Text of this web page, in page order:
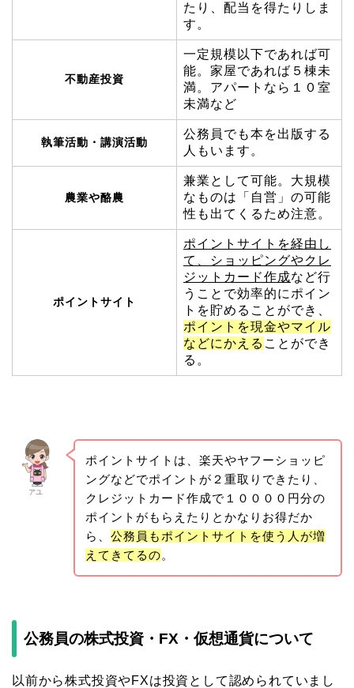
たり、配当を得たりしま
す。
不動産投資
一定規模以下であれば可
能。家屋であれば５棟未
満。アパートなら１０室
未満など
執筆活動・講演活動
公務員でも本を出版する
人もいます。
農業や酪農
兼業として可能。大規模
なものは「自営」の可能
性も出てくるため注意。
ポイントサイト
ポイントサイトを経由し
て、ショッピングやクレ
ジットカード作成など行
うことで効率的にポイン
トを貯めることができ、
ポイントを現金やマイル
などにかえる ことができ
る。
アユ
ポイントサイトは、楽天やヤフーショッピ
ングなどでポイントが２重取りできたり、
クレジットカード作成で１００００円分の
ポイントがもらえたりとかなりお得だか
ら、 公務員もポイントサイトを使う人が増
えてきてるの。
公務員の株式投資・FX・仮想通貨について
以前から株式投資やFXは投資として認められていまし